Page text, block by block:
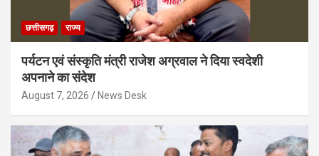
छत्तीसगढ़ राज्य
पर्यटन एवं संस्कृति मंत्री राजेश अग्रवाल ने दिया स्वदेशी
अपनाने का संदेश
August 7, 2026 News Desk